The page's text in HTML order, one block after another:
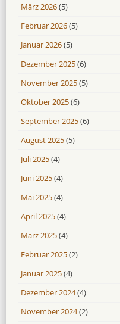
März 2026(5)
Februar 2026(5)
Januar 2026(5)
Dezember 2025(6)
November 2025(5)
Oktober 2025(6)
September 2025(6)
August 2025(5)
Juli 2025(4)
Juni 2025(4)
Mai 2025(4)
April 2025(4)
März 2025(4)
Februar 2025(2)
Januar 2025(4)
Dezember 2024(4)
November 2024(2)